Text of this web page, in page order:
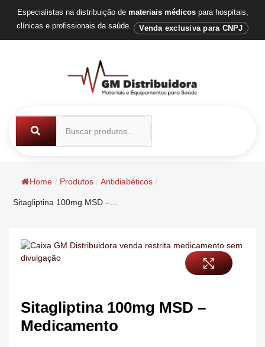
Especialistas na distribuição de materiais médicospara hospitais,
clínicas e profissionais da saúde.
Venda exclusiva para CNPJ
Home / Produtos / Antidiabéticos /
Sitagliptina 100mg MSD –...
Sitagliptina 100mg MSD –
Medicamento